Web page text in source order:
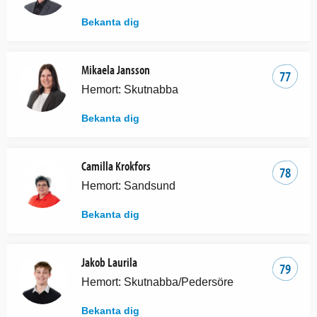
Bekanta dig
77
Mikaela Jansson
Hemort: Skutnabba
Bekanta dig
78
Camilla Krokfors
Hemort: Sandsund
Bekanta dig
79
Jakob Laurila
Hemort: Skutnabba/Pedersöre
Bekanta dig